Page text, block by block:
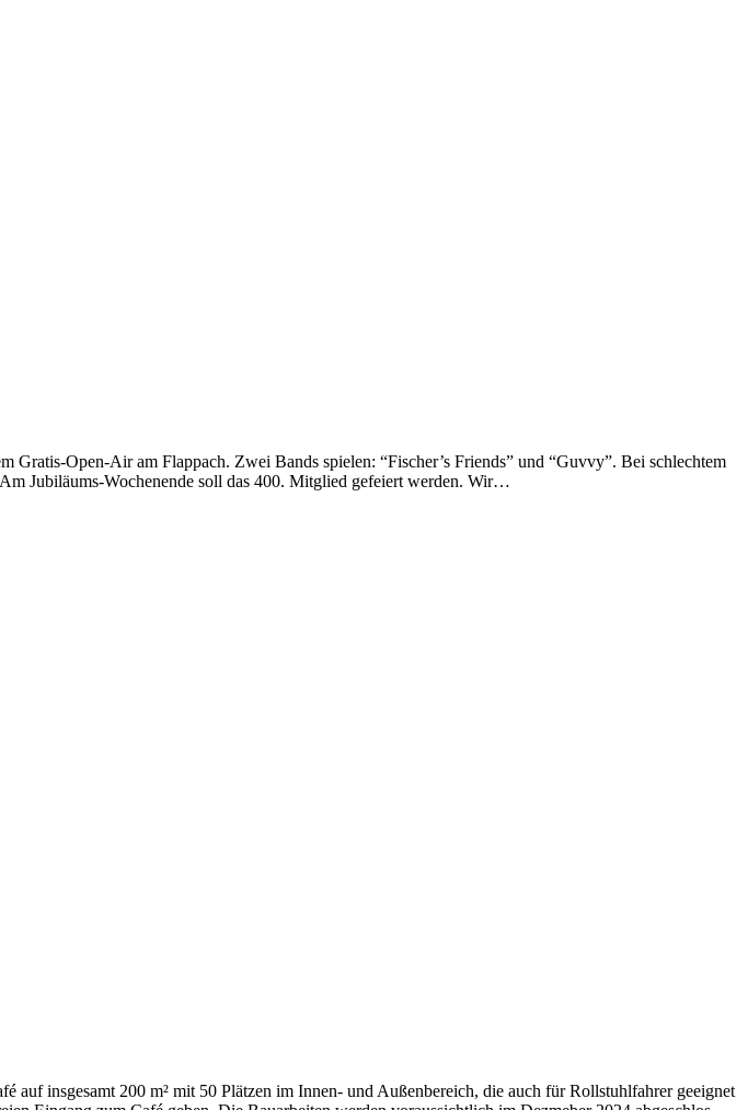
Open-Air am Flapp­ach. Zwei Bands spie­len: “Fischer’s Fri­ends” und “Guv­vy”. Bei schlech­tem
Jubi­lä­ums-Wochen­en­­­de soll das 400. Mit­glied gefei­ert wer­den. Wir…
auf ins­ge­samt 200 m² mit 50 Plät­zen im Innen- und Außen­be­reich, die auch für Roll­stuhl­fah­rer geeig­net